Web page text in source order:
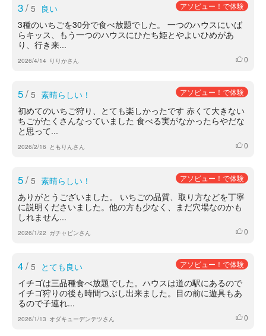
3/ 5 良い アソビュー！で体験
3種のいちごを30分で食べ放題でした。 一つのハウスにいば
らキッス、もう一つのハウスにひたち姫とやよいひめがあ
り、行き来...
2026/4/14 りりかさん いいね
0
5/ 5 素晴らしい！ アソビュー！で体験
初めてのいちご狩り、とても楽しかったです 赤くて大きない
ちごがたくさんなっていました 食べる実がなかったらやだな
と思って...
2026/2/16 ともりんさん いいね
0
5/ 5 素晴らしい！ アソビュー！で体験
ありがとうございました。 いちごの品質、取り方などを丁寧
に説明くださいました。他の方も少なく、まだ穴場なのかも
しれません...
2026/1/22 ガチャピンさん いいね
0
4/ 5 とても良い アソビュー！で体験
イチゴは三品種食べ放題でした。ハウスは道の駅にあるので
イチゴ狩りの後も時間つぶし出来ました。目の前に遊具もあ
るので子連れ...
2026/1/13 オダキューデンテツさん いいね
0